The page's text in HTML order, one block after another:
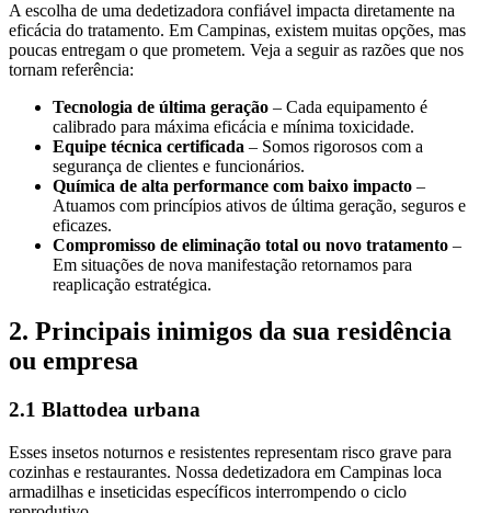
A escolha de uma dedetizadora confiável impacta diretamente na
eficácia do tratamento. Em Campinas, existem muitas opções, mas
poucas entregam o que prometem. Veja a seguir as razões que nos
tornam referência:
Tecnologia de última geração – Cada equipamento é
calibrado para máxima eficácia e mínima toxicidade.
Equipe técnica certificada – Somos rigorosos com a
segurança de clientes e funcionários.
Química de alta performance com baixo impacto –
Atuamos com princípios ativos de última geração, seguros e
eficazes.
Compromisso de eliminação total ou novo tratamento –
Em situações de nova manifestação retornamos para
reaplicação estratégica.
2. Principais inimigos da sua residência
ou empresa
2.1 Blattodea urbana
Esses insetos noturnos e resistentes representam risco grave para
cozinhas e restaurantes. Nossa dedetizadora em Campinas loca
armadilhas e inseticidas específicos interrompendo o ciclo